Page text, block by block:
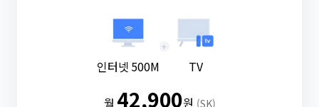
인터넷 500M
+
TV
월 42,900원 (SK)